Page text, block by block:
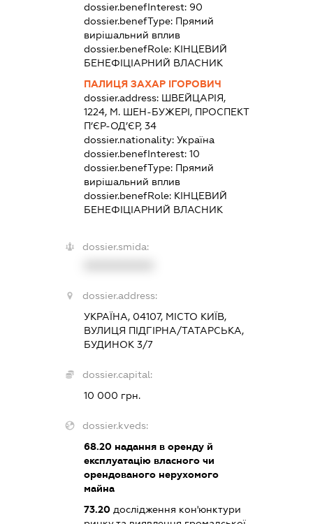
dossier.benefInterest: 90
dossier.benefType: Прямий
вирішальний вплив
dossier.benefRole: КІНЦЕВИЙ
БЕНЕФІЦІАРНИЙ ВЛАСНИК
ПАЛИЦЯ ЗАХАР ІГОРОВИЧ
dossier.address: ШВЕЙЦАРІЯ,
1224, М. ШЕН-БУЖЕРІ, ПРОСПЕКТ
П’ЄР-ОД’ЄР, 34
dossier.nationality: Україна
dossier.benefInterest: 10
dossier.benefType: Прямий
вирішальний вплив
dossier.benefRole: КІНЦЕВИЙ
БЕНЕФІЦІАРНИЙ ВЛАСНИК
dossier.smida:
dossier.address:
УКРАЇНА, 04107, МІСТО КИЇВ,
ВУЛИЦЯ ПІДГІРНА/ТАТАРСЬКА,
БУДИНОК 3/7
dossier.capital:
10 000 грн.
dossier.kveds:
68.20надання в оренду й
експлуатацію власного чи
орендованого нерухомого
майна
73.20дослідження кон'юнктури